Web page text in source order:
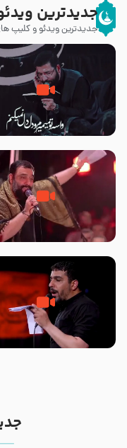
جدیدترین
جدیدترین ویدئو و کلیپ
مصداق کربلا – حاج حسین
سرخی
جانا جانا ابی عبدالله –
تک ، عبّاس، صاحب دل‌هاست
حاج حنیف طاهری – عزاداری